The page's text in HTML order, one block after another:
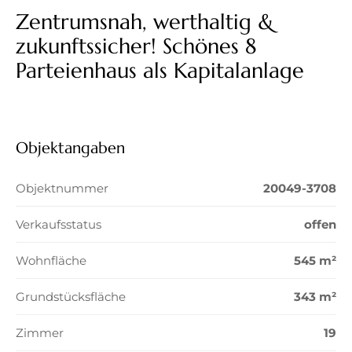
Zentrumsnah, werthaltig &
zukunftssicher! Schönes 8
Parteienhaus als Kapitalanlage
Objektangaben
Objektnummer 20049-3708
Verkaufsstatus offen
Wohnfläche 545 m²
Grundstücksfläche 343 m²
Zimmer 19